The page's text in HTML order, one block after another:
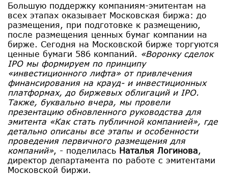
Большую поддержку компаниям-эмитентам на
всех этапах оказывает Московская биржа: до
размещения, при подготовке к размещению,
после размещения ценных бумаг компании на
бирже. Сегодня на Московской бирже торгуются
ценные бумаги 586 компаний. «Воронку сделок
IPO мы формируем по принципу
«инвестиционного лифта» от привлечения
финансирования на крауд- и инвестиционных
платформах, до биржевых облигаций и IPO.
Также, буквально вчера, мы провели
презентацию обновленного руководства для
эмитента «Как стать публичной компанией», где
детально описаны все этапы и особенности
проведения первичного размещения для
компаний», - поделилась Наталья Логинова,
директор департамента по работе с эмитентами
Московской биржи.